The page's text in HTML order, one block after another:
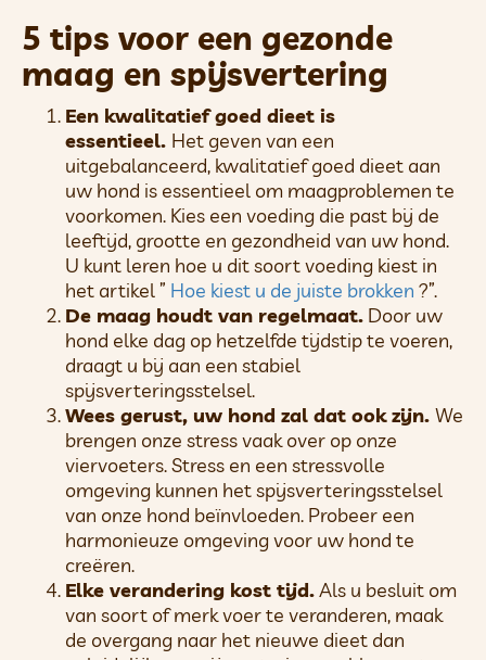
5 tips voor een gezonde
maag en spijsvertering
Een kwalitatief goed dieet is
essentieel. Het geven van een
uitgebalanceerd, kwalitatief goed dieet aan
uw hond is essentieel om maagproblemen te
voorkomen. Kies een voeding die past bij de
leeftijd, grootte en gezondheid van uw hond.
U kunt leren hoe u dit soort voeding kiest in
het artikel ” Hoe kiest u de juiste brokken ?”.
De maag houdt van regelmaat. Door uw
hond elke dag op hetzelfde tijdstip te voeren,
draagt ​​u bij aan een stabiel
spijsverteringsstelsel.
Wees gerust, uw hond zal dat ook zijn. We
brengen onze stress vaak over op onze
viervoeters. Stress en een stressvolle
omgeving kunnen het spijsverteringsstelsel
van onze hond beïnvloeden. Probeer een
harmonieuze omgeving voor uw hond te
creëren.
Elke verandering kost tijd.Als u besluit om
van soort of merk voer te veranderen, maak
de overgang naar het nieuwe dieet dan